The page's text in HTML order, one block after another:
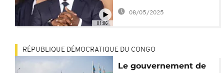
01:06
président Joseph
Kabila ?
08/05/2025
RÉPUBLIQUE DÉMOCRATIQUE DU CONGO
Le gouvernement de